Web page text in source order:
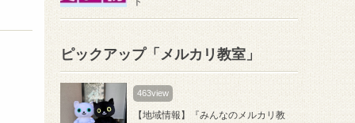
ピックアップ「メルカリ教室」
463view
【地域情報】『みんなのメルカリ教